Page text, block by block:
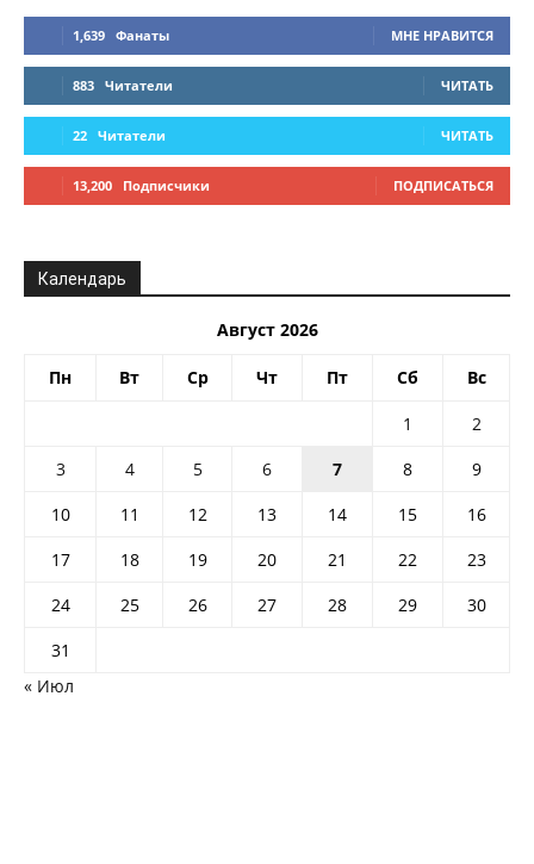
1,639 Фанаты МНЕ НРАВИТСЯ
883 Читатели ЧИТАТЬ
22 Читатели ЧИТАТЬ
13,200 Подписчики ПОДПИСАТЬСЯ
Календарь
Август 2026
Пн Вт Ср Чт Пт Сб Вс
1
2
3
4 5 6 7 8
9
10
11 12 13 14 15
16
17
18 19 20 21 22
23
24
25 26 27 28 29
30
31
« Июл